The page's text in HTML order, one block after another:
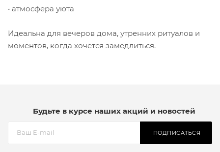
• атмосфера уюта
Идеальна для вечеров дома, утренних ритуалов и
моментов, когда хочется замедлиться.
Будьте в курсе наших акций и новостей
ПОДПИСАТЬСЯ